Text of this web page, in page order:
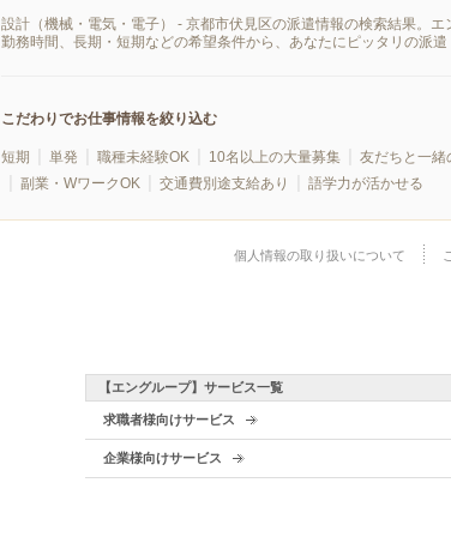
設計（機械・電気・電子） - 京都市伏見区の派遣情報の検索結果。
勤務時間、長期・短期などの希望条件から、あなたにピッタリの派
こだわりでお仕事情報を絞り込む
短期 単発 職種未経験OK 10名以上の大量募集 友だちと一緒
副業・WワークOK
交通費別途支給あり 語学力が活かせる
個人情報の取り扱いについて
【エングループ】サービス一覧
求職者様向けサービス
企業様向けサービス